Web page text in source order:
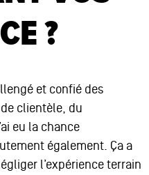
?
et confié des
clientèle, du
eu la chance
également. Ça a
l’expérience terrain